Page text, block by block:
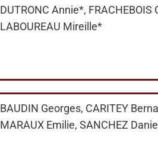
DUTRONC Annie*,
LABOUREAU Mireille*
BAUDIN Georges, CARITEY
MARAUX Emilie, SANCHEZ